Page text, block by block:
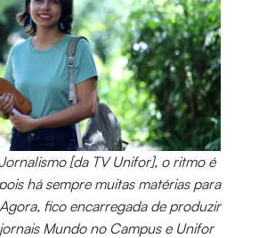
[da TV Unifor], o ritmo é
há sempre muitas matérias para
fico encarregada de produzir
Mundo no Campus e Unifor